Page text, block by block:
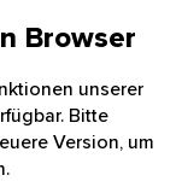
Browser
unserer
Bitte
Version, um